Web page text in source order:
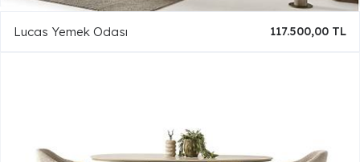
Lucas Yemek Odası 117.500,00 TL